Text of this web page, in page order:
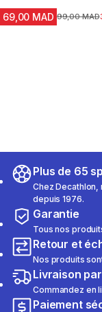
69,00 MAD Prix avant
99,00 MAD
Plus de 65
Chez
depuis 1976.
Garantie
Tous nos
Retour et
Nos produits
Livraison
Commandez en
Paiement